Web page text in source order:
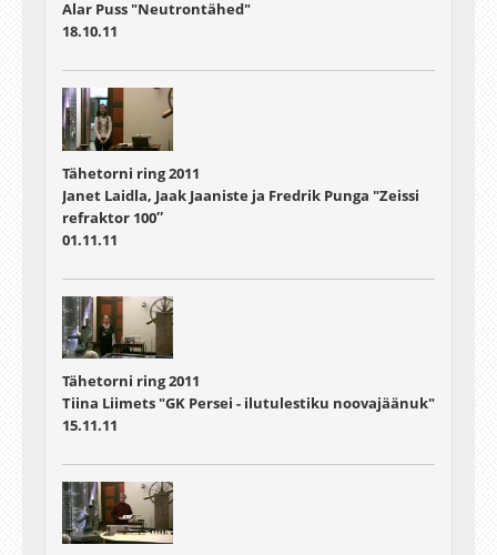
Alar Puss "Neutrontähed"
18.10.11
Tähetorni ring 2011
Janet Laidla, Jaak Jaaniste ja Fredrik Punga "Zeissi
refraktor 100″
01.11.11
Tähetorni ring 2011
Tiina Liimets "GK Persei - ilutulestiku noovajäänuk"
15.11.11